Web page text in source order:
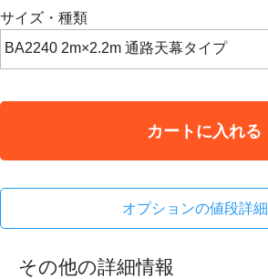
サイズ・種類
カートに入れる
オプションの値段詳細
その他の詳細情報